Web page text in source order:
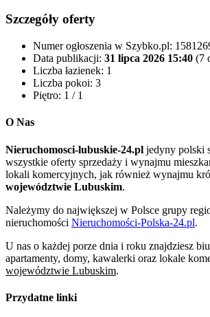
Szczegóły oferty
Numer ogłoszenia w Szybko.pl:
Data publikacji: 31 lipca 2026 15:40 (7
Liczba łazienek: 1
Liczba pokoi: 3
Piętro: 1 / 1
O Nas
Nieruchomosci-lubuskie-24.pl jedyny polski
wszystkie oferty sprzedaży i wynajmu
lokali komercyjnych, jak również wynajmu
województwie Lubuskim.
Należymy do największej w Polsce grupy
nieruchomości Nieruchomości-Polska-24.pl.
U nas o każdej porze dnia i roku znajdziesz
apartamenty, domy, kawalerki oraz lokale
województwie Lubuskim.
Przydatne linki